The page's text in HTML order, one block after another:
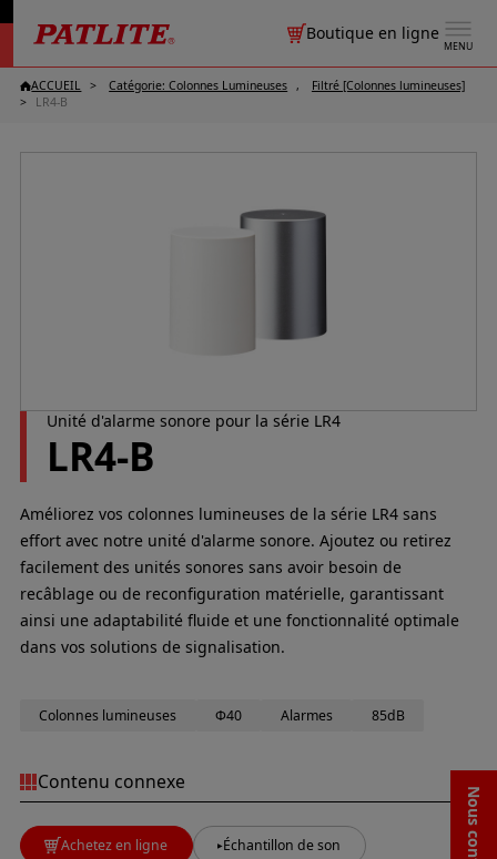
MENU
Boutique en ligne
ACCUEIL Catégorie: Colonnes Lumineuses
Filtré [Colonnes lumineuses]
LR4-B
Unité d'alarme sonore pour la série LR4
LR4-B
Améliorez vos colonnes lumineuses de la série LR4 sans
effort avec notre unité d'alarme sonore. Ajoutez ou retirez
facilement des unités sonores sans avoir besoin de
recâblage ou de reconfiguration matérielle, garantissant
ainsi une adaptabilité fluide et une fonctionnalité optimale
dans vos solutions de signalisation.
Colonnes lumineuses Φ40 Alarmes 85dB
Contenu connexe
Achetez en ligne Échantillon de son